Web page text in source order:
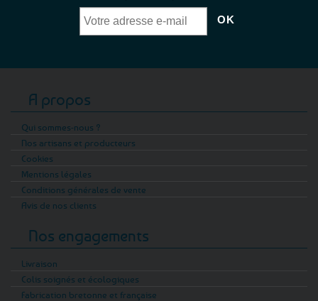
A propos
Qui sommes-nous ?
Nos artisans et producteurs
Cookies
Mentions légales
Conditions générales de vente
Avis de nos clients
Nos engagements
Livraison
Colis soignés et écologiques
Fabrication bretonne et française